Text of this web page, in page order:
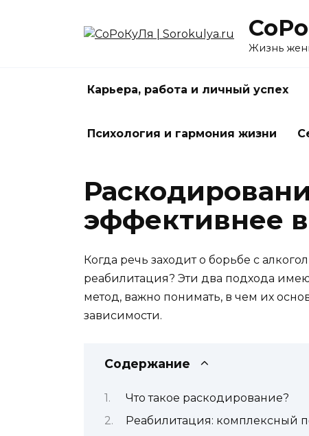
Жизнь
Карьера, работа и личный успех
Психология и гармония жизни
эффективнее
Когда речь заходит о борьбе с
реабилитация? Эти два подхода
метод, важно понимать, в чем их
зависимости.
Содержание
Что такое раскодирование?
Реабилитация: комплексный